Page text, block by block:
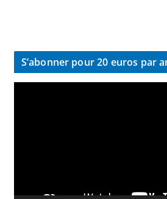
S’abonner pour 20 euros par
v